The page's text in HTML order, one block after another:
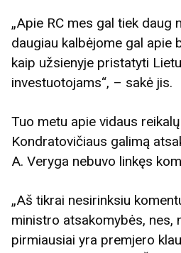
„Apie RC mes gal tiek daug
daugiau kalbėjome gal apie
kaip užsienyje pristatyti
investuotojams“, – sakė jis.
Tuo metu apie vidaus
Kondratovičiaus galimą
A. Veryga nebuvo linkęs
„Aš tikrai nesirinksiu
ministro atsakomybės, nes,
pirmiausiai yra premjero